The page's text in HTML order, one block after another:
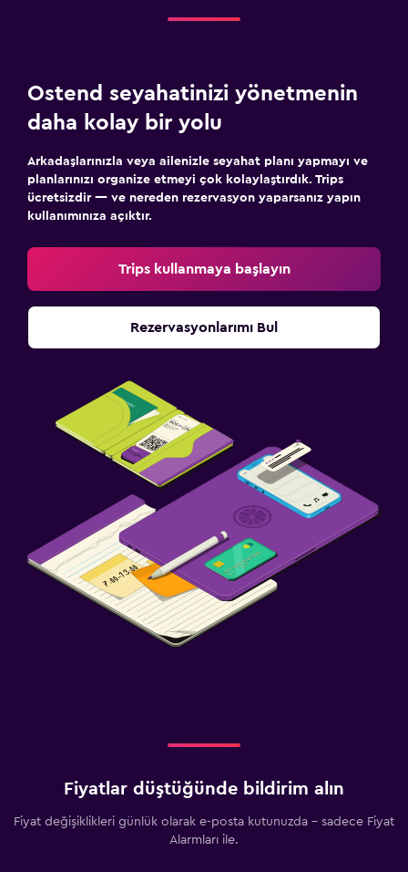
Ostend seyahatinizi yönetmenin
daha kolay bir yolu
Arkadaşlarınızla veya ailenizle seyahat planı yapmayı ve
planlarınızı organize etmeyi çok kolaylaştırdık. Trips
ücretsizdir — ve nereden rezervasyon yaparsanız yapın
kullanımınıza açıktır.
Trips kullanmaya başlayın
Rezervasyonlarımı Bul
Fiyatlar düştüğünde bildirim alın
Fiyat değişiklikleri günlük olarak e-posta kutunuzda - sadece Fiyat
Alarmları ile.